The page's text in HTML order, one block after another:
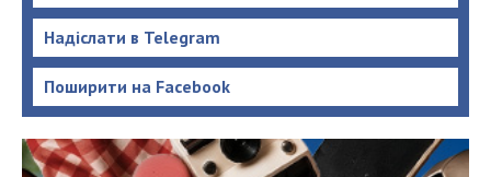
Надіслати в Telegram
Поширити на Facebook